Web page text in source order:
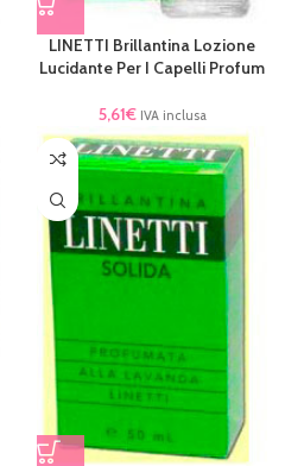
LINETTI Brillantina Lozione
Lucidante Per I Capelli Profum
5,61€ IVA inclusa